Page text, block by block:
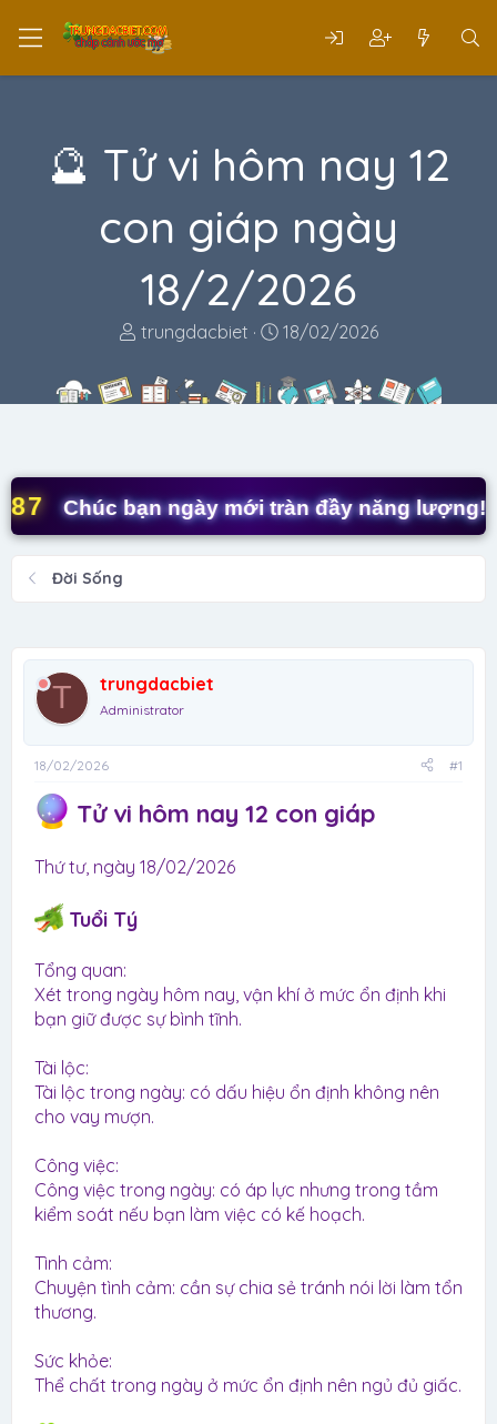
🔮 Tử vi hôm nay 12
con giáp ngày
18/2/2026
T
r
e
s
t
a
r
trungdacbiet
N
à
y
i
18/02/2026
Chúc bạn ngày mới tràn đầy năng lượng! ✨
Đời Sống
T trungdacbiet
Administrator
18/02/2026 #1
Tử vi hôm nay 12 con giáp
Thứ tư, ngày 18/02/2026
Tuổi Tý
Tổng quan:
Xét trong ngày hôm nay, vận khí ở mức ổn định khi
bạn giữ được sự bình tĩnh.
Tài lộc:
Tài lộc trong ngày: có dấu hiệu ổn định không nên
cho vay mượn.
Công việc:
Công việc trong ngày: có áp lực nhưng trong tầm
kiểm soát nếu bạn làm việc có kế hoạch.
Tình cảm:
Chuyện tình cảm: cần sự chia sẻ tránh nói lời làm tổn
thương.
Sức khỏe:
Thể chất trong ngày ở mức ổn định nên ngủ đủ giấc.